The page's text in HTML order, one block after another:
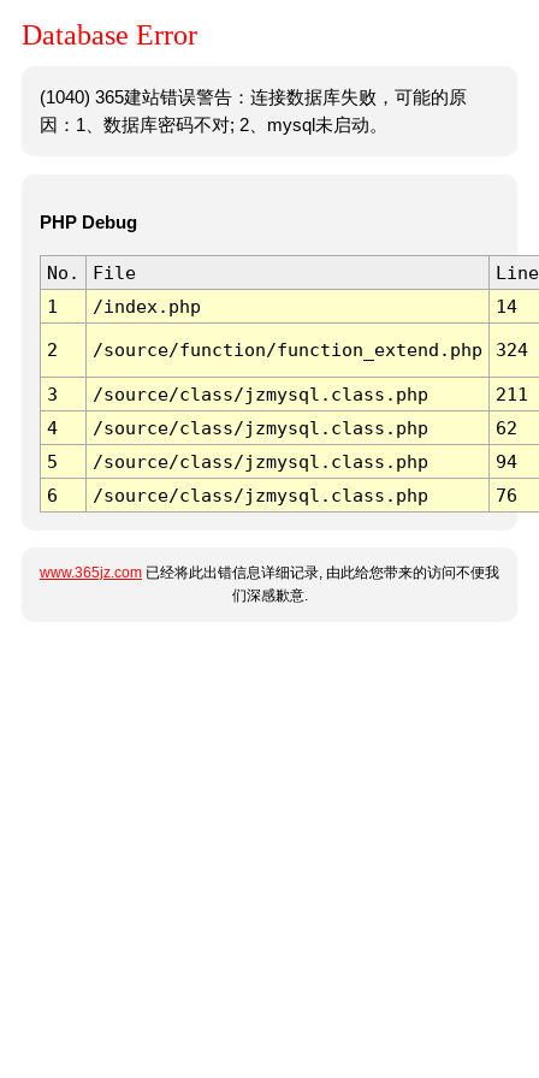
Database Error
(1040) 365建站错误警告：连接数据库失败，可能的原
因：1、数据库密码不对; 2、mysql未启动。
PHP Debug
No. File
Line
1
/index.php 14
2 /source/function/function_extend.php 324
3 /source/class/jzmysql.class.php
211
4
/source/class/jzmysql.class.php
62
5
/source/class/jzmysql.class.php
94
6
/source/class/jzmysql.class.php 76
www.365jz.com 已经将此出错信息详细记录, 由此给您带来的访问不便我
们深感歉意.